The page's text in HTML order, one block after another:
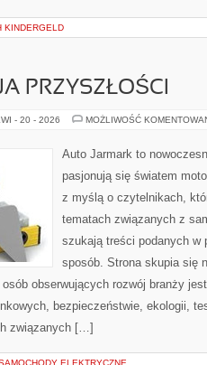
KINDERGELD
PRZYSZŁOŚCI
- 20 - 2026 MOŻLIWOŚĆ
Auto Jarmark to
pasjonują się światem
z myślą o czytelnikach,
tematach związanych z
szukają treści podanych w
sposób. Strona skupia się
obserwujących rozwój branży
bezpieczeństwie, ekologii,
związanych […]
ELEKTRYCZNE